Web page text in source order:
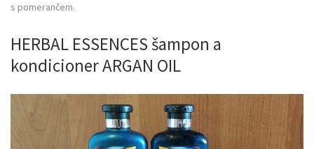
s pomerančem.
HERBAL ESSENCES šampon a
kondicioner ARGAN OIL